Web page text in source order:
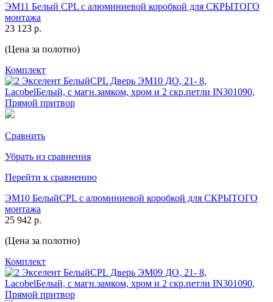
ЭМ11 Белый CPL с алюминиевой коробкой для СКРЫТОГО
монтажа
23 123 р.
(Цена за полотно)
Комплект
Сравнить
Убрать из сравнения
Перейти к сравнению
ЭМ10 БелыйCPL с алюминиевой коробкой для СКРЫТОГО
монтажа
25 942 р.
(Цена за полотно)
Комплект